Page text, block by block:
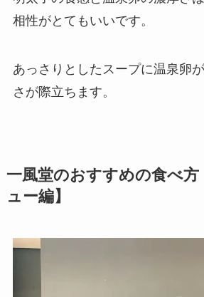
相性がとてもいいです。
あっさりとしたスープに温泉卵
さが際立ちます。
一風堂のおすすめの食べ
ュー編】